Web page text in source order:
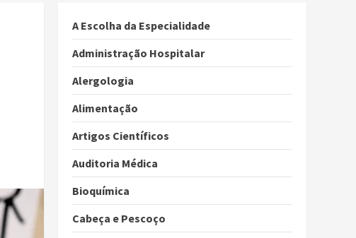
A Escolha da Especialidade
Administração Hospitalar
Alergologia
Alimentação
Artigos Científicos
Auditoria Médica
Bioquímica
Cabeça e Pescoço